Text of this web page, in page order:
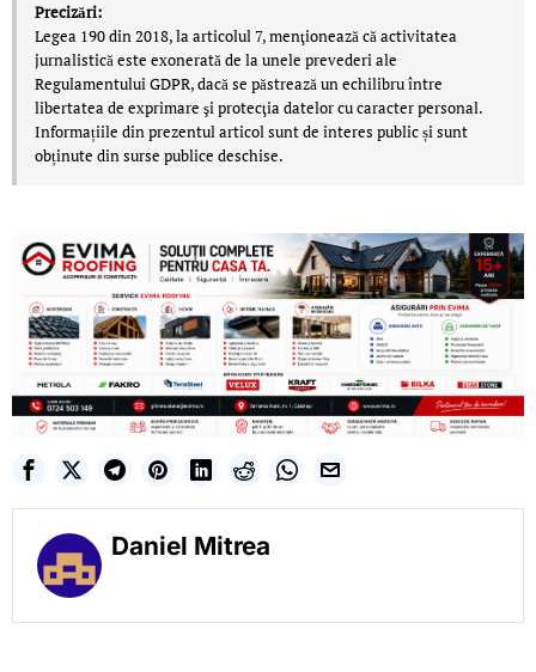
Precizări:
Legea 190 din 2018, la articolul 7, menţionează că activitatea
jurnalistică este exonerată de la unele prevederi ale
Regulamentului GDPR, dacă se păstrează un echilibru între
libertatea de exprimare şi protecţia datelor cu caracter personal.
Informațiile din prezentul articol sunt de interes public și sunt
obținute din surse publice deschise.
Daniel Mitrea